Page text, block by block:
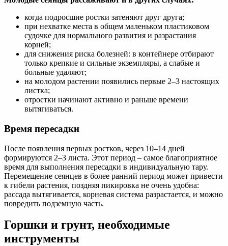
когда подросшие ростки затеняют друг друга;
при нехватке места в общем маленьком пластиковом
судочке для нормального развития и разрастания
корней;
для снижения риска болезней: в контейнере отбирают
только крепкие и сильные экземпляры, а слабые и
больные удаляют;
на молодом растении появились первые 2–3 настоящих
листка;
отростки начинают активно и раньше времени
вытягиваться.
Время пересадки
После появления первых ростков, через 10–14 дней
формируются 2–3 листа. Этот период – самое благоприятное
время для выполнения пересадки в индивидуальную тару.
Перемещение сеянцев в более ранний период может привести
к гибели растения, поздняя пикировка не очень удобна:
рассада вытягивается, корневая система разрастается, и можно
повредить подземную часть.
Горшки и грунт, необходимые
инструменты